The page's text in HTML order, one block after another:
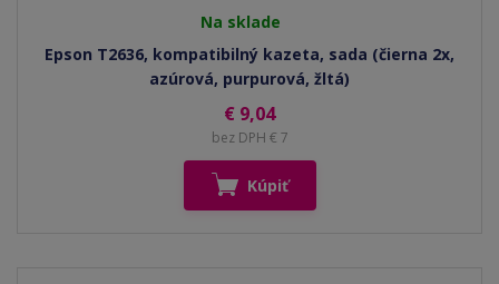
Na sklade
Epson T2636, kompatibilný kazeta, sada (čierna 2x,
azúrová, purpurová, žltá)
€ 9,04
bez DPH € 7
Kúpiť